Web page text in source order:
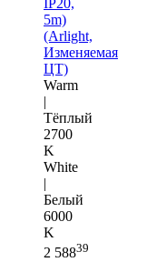
5m)
(Arlight,
Изменяемая
ЦТ)
Warm
|
Тёплый
2700
K
White
|
Белый
6000
K
2 58839